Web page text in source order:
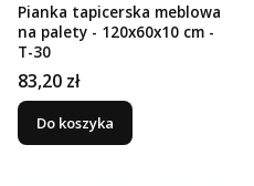
Pianka tapicerska meblowa
na palety - 120x60x10 cm -
T-30
Cena
83,20 zł
Do koszyka